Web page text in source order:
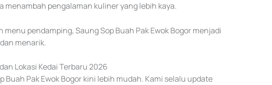
menambah pengalaman kuliner yang lebih kaya.
menu pendamping, Saung Sop Buah Pak Ewok Bogor menjadi
menarik.
Lokasi Kedai Terbaru 2026
Buah Pak Ewok Bogor kini lebih mudah. Kami selalu update